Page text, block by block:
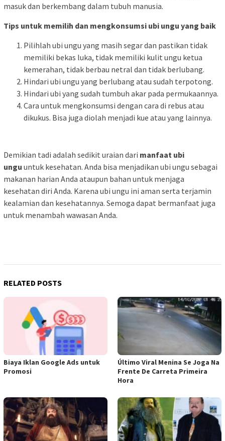
masuk dan berkembang dalam tubuh manusia.
Tips untuk memilih dan mengkonsumsi ubi ungu yang baik
Pilihlah ubi ungu yang masih segar dan pastikan tidak
memiliki bekas luka, tidak memiliki kulit ungu ketua
kemerahan, tidak berbau netral dan tidak berlubang.
Hindari ubi ungu yang berlubang atau sudah terpotong.
Hindari ubi yang sudah tumbuh akar pada permukaannya.
Cara untuk mengkonsumsi dengan cara di rebus atau
dikukus. Bisa juga diolah menjadi kue atau yang lainnya.
Demikian tadi adalah sedikit uraian dari manfaat ubi
ungu untuk kesehatan. Anda bisa menjadikan ubi ungu sebagai
makanan harian Anda ataupun bahan untuk menjaga
kesehatan diri Anda. Karena ubi ungu ini aman serta terjamin
kealamian dan kesehatannya. Semoga dapat bermanfaat juga
untuk menambah wawasan Anda.
RELATED POSTS
Biaya Iklan Google Ads untuk
Promosi
Último Viral Menina Se Joga Na
Frente De Carreta Primeira
Hora